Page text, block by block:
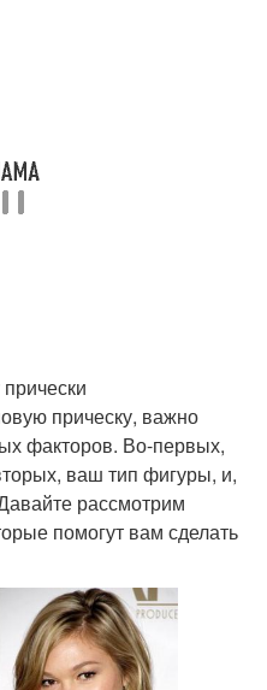
прическу, важно
факторов. Во-первых,
ваш тип фигуры, и,
рассмотрим
помогут вам сделать